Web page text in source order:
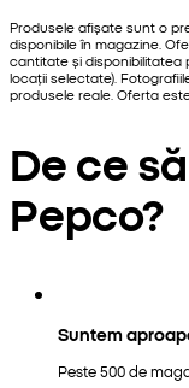
Produsele afișate sunt o
disponibile în magazine.
cantitate și disponibilitatea
locații selectate).
produsele reale. Oferta
De ce
Pepco?
Suntem
Peste 500 de